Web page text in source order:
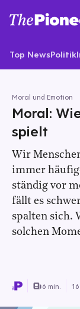
Top NewsPolitik
Moral und Emotion
Moral:
spielt
Wir
immer
ständig vor
fällt es
spalten sich.
solchen
6 min.